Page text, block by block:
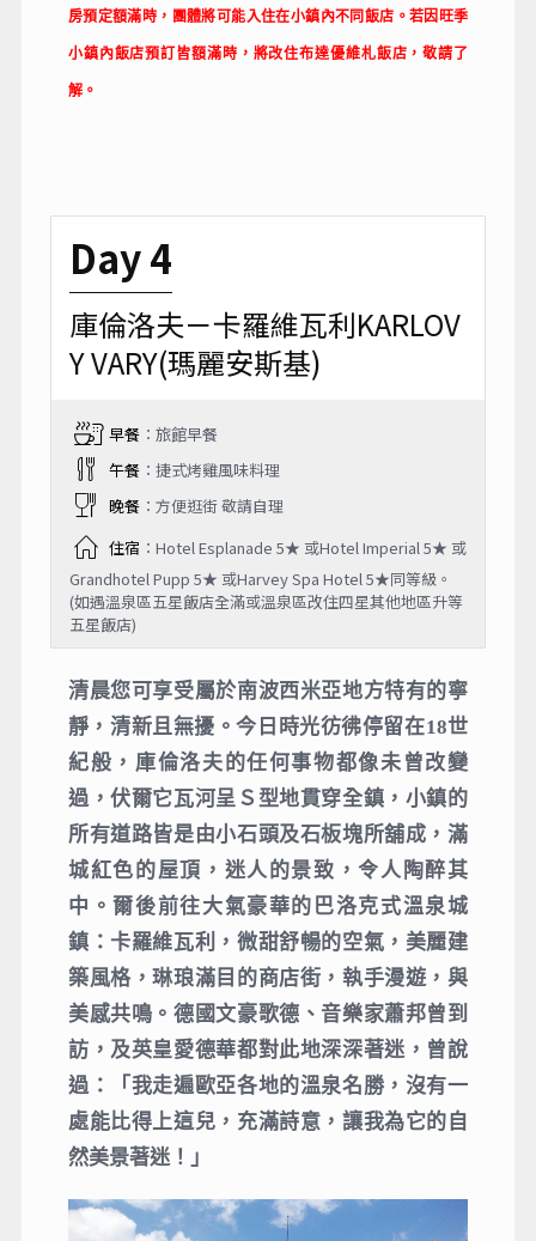
房預定額滿時，團體將可能入住在小鎮內不同飯店。若因旺季
小鎮內飯店預訂皆額滿時，將改住布達優維札飯店，敬請了
解。
Day 4
庫倫洛夫－卡羅維瓦利KARLOV
Y VARY(瑪麗安斯基)
早餐：旅館早餐
午餐：捷式烤雞風味料理
晚餐：方便逛街 敬請自理
住宿 ：Hotel Esplanade 5★ 或Hotel Imperial 5★ 或
Grandhotel Pupp 5★ 或Harvey Spa Hotel 5★同等級。
(如遇溫泉區五星飯店全滿或溫泉區改住四星其他地區升等
五星飯店)
清晨您可享受屬於南波西米亞地方特有的寧
靜，清新且無擾。今日時光彷彿停留在18世
紀般，庫倫洛夫的任何事物都像未曾改變
過，伏爾它瓦河呈Ｓ型地貫穿全鎮，小鎮的
所有道路皆是由小石頭及石板塊所舖成，滿
城紅色的屋頂，迷人的景致，令人陶醉其
中。爾後前往大氣豪華的巴洛克式溫泉城
鎮：卡羅維瓦利，微甜舒暢的空氣，美麗建
築風格，琳琅滿目的商店街，執手漫遊，與
美感共鳴。德國文豪歌德、音樂家蕭邦曾到
訪，及英皇愛德華都對此地深深著迷，曾說
過：「我走遍歐亞各地的溫泉名勝，沒有一
處能比得上這兒，充滿詩意，讓我為它的自
然美景著迷！」